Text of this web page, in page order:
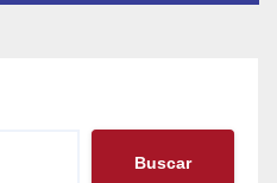
Buscar